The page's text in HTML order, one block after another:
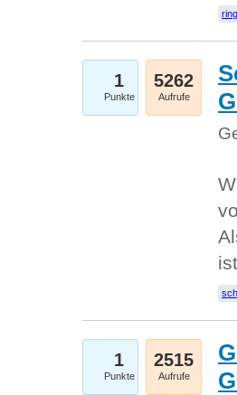
ring
1
Punkte
5262
Aufrufe
1
Punkte
2515
Aufrufe